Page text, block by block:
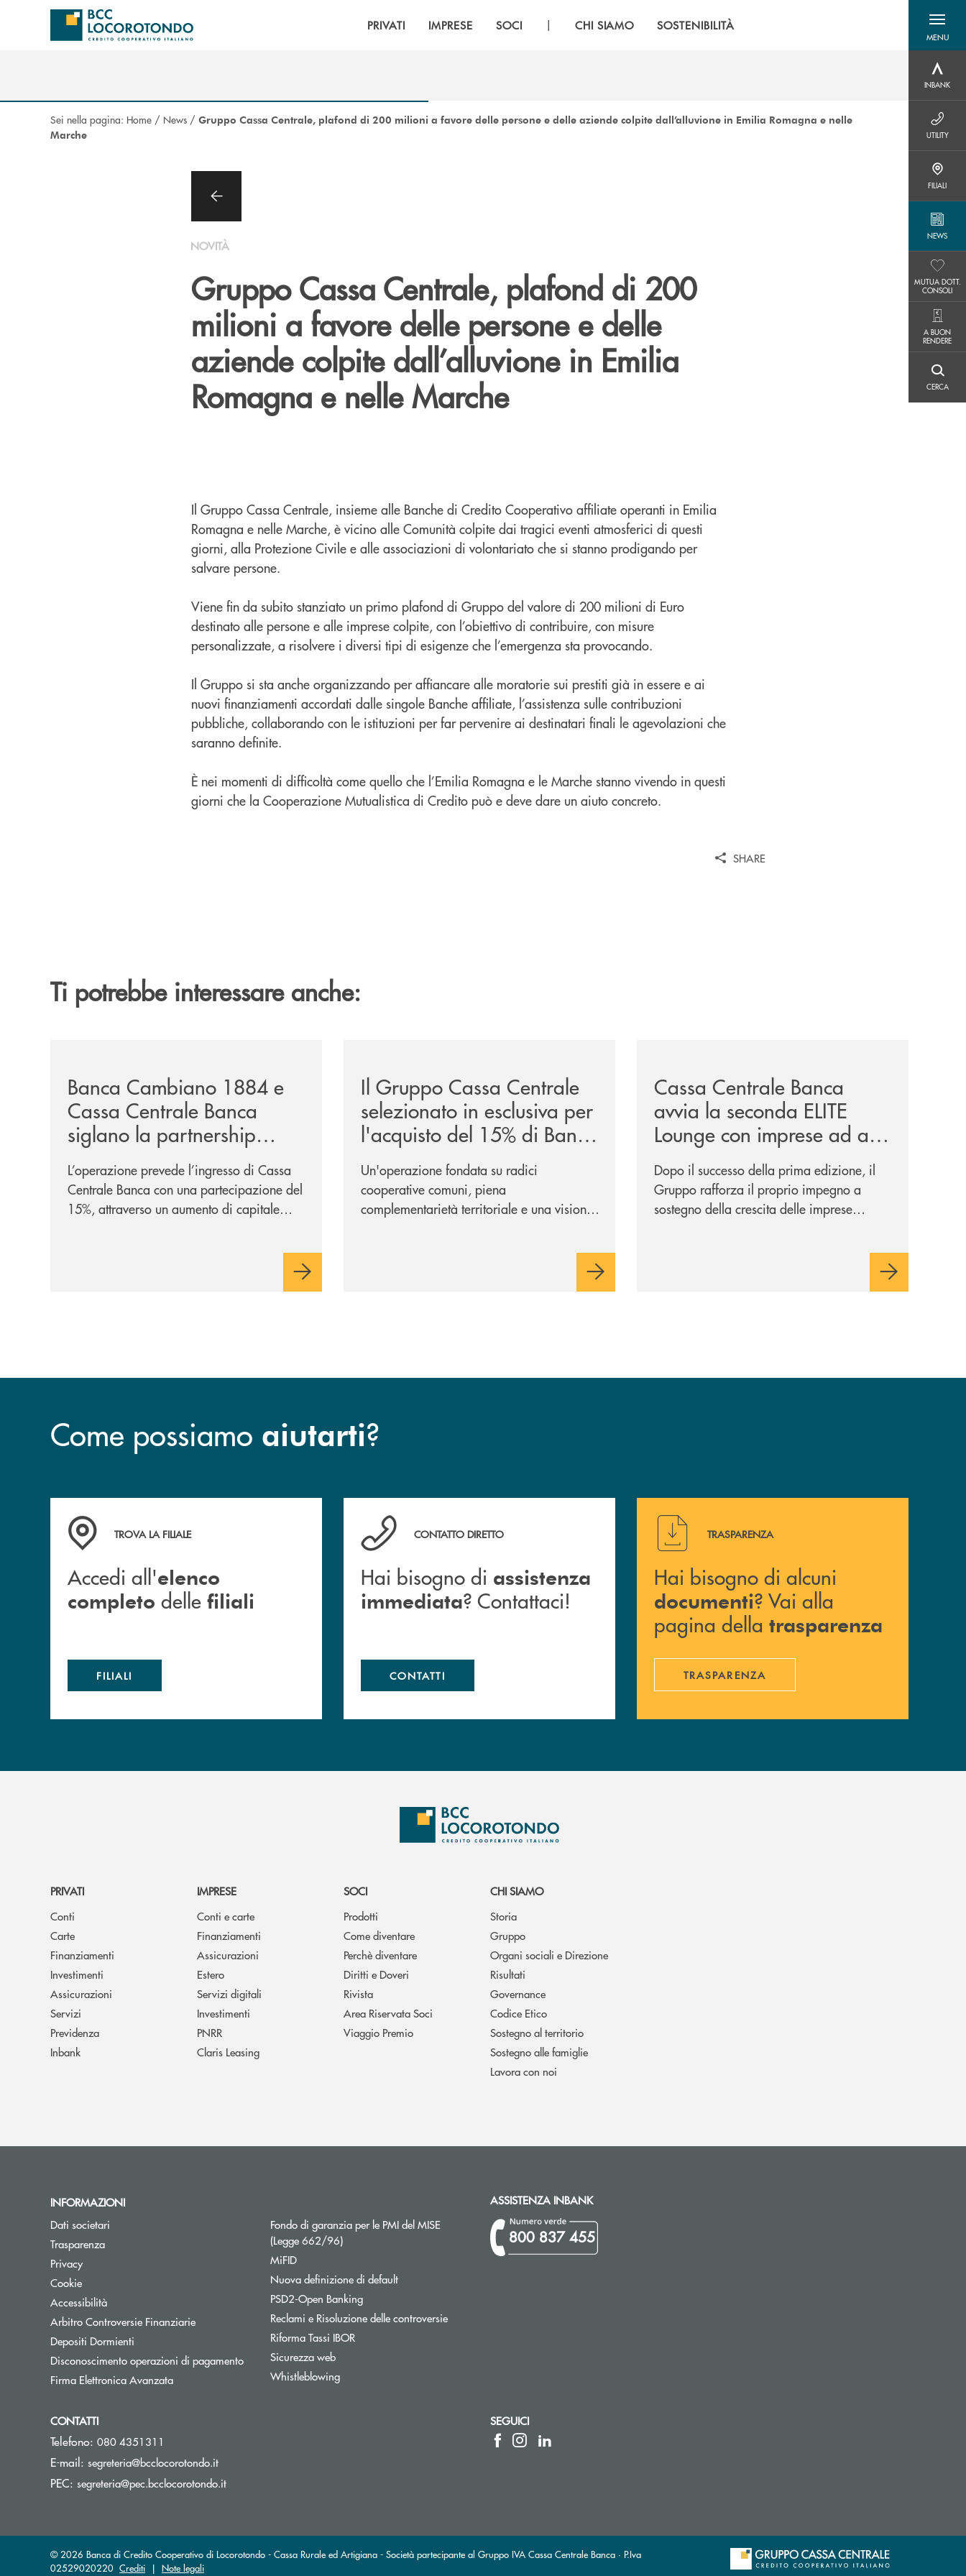
Salta al contenuto principale
PRIVATI IMPRESE SOCI | CHI SIAMO SOSTENIBILITÀ
MENU
menu
INBANK
UTILITY
UTILITY
FILIALI
NEWS
MUTUA DOTT.
CONSOLI
A BUON
RENDERE
CERCA
Sei nella pagina: Home / News / Gruppo Cassa Centrale, plafond di 200 milioni a favore delle persone e delle aziende colpite dall’alluvione in Emilia Romagna e nelle
Marche
NOVITÀ
Gruppo Cassa Centrale, plafond di 200
milioni a favore delle persone e delle
aziende colpite dall’alluvione in Emilia
Romagna e nelle Marche
Il Gruppo Cassa Centrale, insieme alle Banche di Credito Cooperativo affiliate operanti in Emilia
Romagna e nelle Marche, è vicino alle Comunità colpite dai tragici eventi atmosferici di questi
giorni, alla Protezione Civile e alle associazioni di volontariato che si stanno prodigando per
salvare persone.
Viene fin da subito stanziato un primo plafond di Gruppo del valore di 200 milioni di Euro
destinato alle persone e alle imprese colpite, con l’obiettivo di contribuire, con misure
personalizzate, a risolvere i diversi tipi di esigenze che l’emergenza sta provocando.
Il Gruppo si sta anche organizzando per affiancare alle moratorie sui prestiti già in essere e ai
nuovi finanziamenti accordati dalle singole Banche affiliate, l’assistenza sulle contribuzioni
pubbliche, collaborando con le istituzioni per far pervenire ai destinatari finali le agevolazioni che
saranno definite.
È nei momenti di difficoltà come quello che l’Emilia Romagna e le Marche stanno vivendo in questi
giorni che la Cooperazione Mutualistica di Credito può e deve dare un aiuto concreto.
SHARE
Ti potrebbe interessare anche:
Banca Cambiano 1884 e
Cassa Centrale Banca
siglano la partnership
strategica
L’operazione prevede l’ingresso di Cassa
Centrale Banca con una partecipazione del
15%, attraverso un aumento di capitale
sulla condivisione di valori comuni e sulla
prossimità ai territori, per ampliare l’offerta
Il Gruppo Cassa Centrale
selezionato in esclusiva per
l'acquisto del 15% di Banca
Cambiano 1884
Un'operazione fondata su radici
cooperative comuni, piena
complementarietà territoriale e una visione
Cassa Centrale Banca
avvia la seconda ELITE
Lounge con imprese ad alto
potenziale
Dopo il successo della prima edizione, il
Gruppo rafforza il proprio impegno a
sostegno della crescita delle imprese
Come possiamo aiutarti?
Accedi all' elenco completo delle filiali
TROVA LA FILIALE
Accedi all'elenco
completo delle filiali
FILIALI
Hai bisogno di assistenza immediata ? Contattaci!
CONTATTO DIRETTO
Hai bisogno di assistenza
immediata? Contattaci!
CONTATTI
Hai bisogno di alcuni documenti ? Vai alla pagina della
TRASPARENZA
Hai bisogno di alcuni
documenti? Vai alla
pagina della trasparenza
TRASPARENZA
PRIVATI
Conti
Carte
Finanziamenti
Investimenti
Assicurazioni
Servizi
Previdenza
Inbank
IMPRESE
Conti e carte
Finanziamenti
Assicurazioni
Estero
Servizi digitali
Investimenti
PNRR
Claris Leasing
SOCI
Prodotti
Come diventare
Perchè diventare
Diritti e Doveri
Rivista
Area Riservata Soci
Viaggio Premio
CHI SIAMO
Storia
Gruppo
Organi sociali e Direzione
Risultati
Governance
Codice Etico
Sostegno al territorio
Sostegno alle famiglie
Lavora con noi
INFORMAZIONI
Dati societari
Trasparenza
Privacy
Cookie
Accessibilità
Arbitro Controversie FinanziarieApre una nuova finestra
Depositi Dormienti
Disconoscimento operazioni di pagamento
Firma Elettronica Avanzata
Fondo di garanzia per le PMI del MISE
(Legge 662/96)Apre una nuova finestra
MiFID
Nuova definizione di default
PSD2-Open BankingApre una nuova finestra
Reclami e Risoluzione delle controversie
Riforma Tassi IBOR
Sicurezza web
Whistleblowing
ASSISTENZA INBANK
800 837 455
CONTATTI
Telefono: 080 4351311
E-mail: segreteria@bcclocorotondo.it(si apre l’app di posta elettronica)
PEC: segreteria@pec.bcclocorotondo.it(si apre l’app di posta elettronica)
SEGUICI
© 2026 Banca di Credito Cooperativo di Locorotondo - Cassa Rurale ed Artigiana - Società partecipante al Gruppo IVA Cassa Centrale Banca · P.Iva
02529020220 Crediti | Note legali